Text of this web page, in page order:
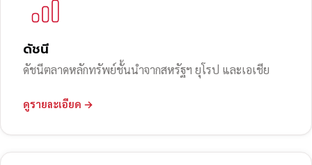
ดัชนี
ดัชนีตลาดหลักทรัพย์ชั้นนำจากสหรัฐฯ ยุโรป และเอเชีย
ดูรายละเอียด →